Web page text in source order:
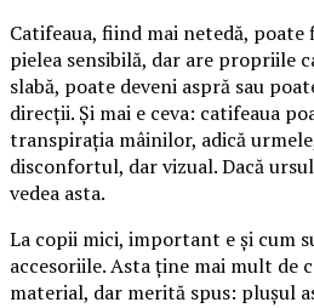
Catifeaua, fiind mai netedă,
pielea sensibilă, dar are propriile
slabă, poate deveni aspră sau
direcții. Și mai e ceva: catifeaua
transpirația mâinilor, adică
disconfortul, dar vizual. Dacă
vedea asta.
La copii mici, important e și cum
accesoriile. Asta ține mai mult de
material, dar merită spus: plușul